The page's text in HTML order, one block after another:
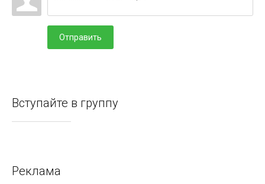
Отправить
Вступайте в группу
Реклама